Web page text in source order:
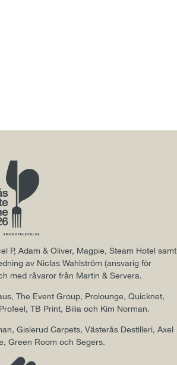
P, Adam & Oliver, Magpie, Steam Hotel samt
av Niclas Wahlström (ansvarig för
med råvaror från Martin & Servera.
The Event Group, Prolounge, Quicknet,
TB Print, Bilia och Kim Norman.
Gislerud Carpets, Västerås Destilleri, Axel
Green Room och Segers.